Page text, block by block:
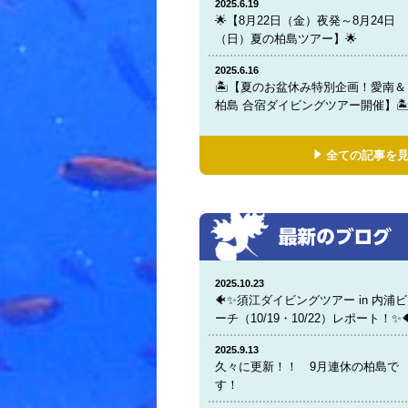
2025.6.19
🌟【8月22日（金）夜発～8月24日
（日）夏の柏島ツアー】🌟
2025.6.16
🏝️【夏のお盆休み特別企画！愛南＆
柏島 合宿ダイビングツアー開催】🏝️
全ての記事を
2025.10.23
🐠✨須江ダイビングツアー in 内浦ビ
ーチ（10/19・10/22）レポート！
2025.9.13
久々に更新！！ 9月連休の柏島で
す！